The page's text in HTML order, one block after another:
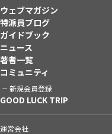
ウェブマガジン
特派員ブログ
ガイドブック
ニュース
著者一覧
コミュニティ
新規会員登録
GOOD LUCK TRIP
運営会社